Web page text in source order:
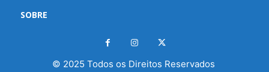
SOBRE
© 2025 Todos os Direitos Reservados